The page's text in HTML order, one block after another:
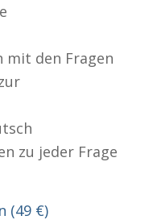
mit den Fragen
zu jeder Frage
(49 €)